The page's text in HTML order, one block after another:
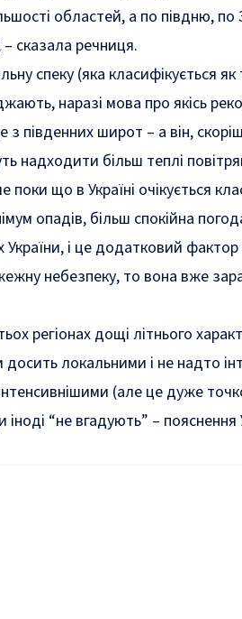
областей, а по півдню,
сказала речниця.
спеку (яка класифікується
наразі мова про якісь
південних широт – а він,
надходити більш теплі
що в Україні очікується
опадів, більш спокійна
України, і це додатковий
небезпеку, то вона вже
регіонах дощі літнього
локальними і не надто
(але це дуже
“не вгадують” –